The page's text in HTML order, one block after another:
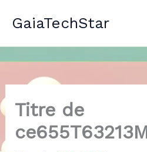
GaiaTechStar
Titre de